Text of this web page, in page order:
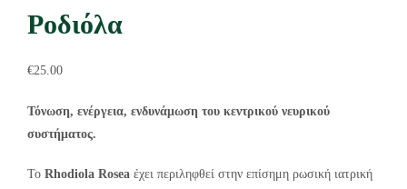
Ροδιόλα
€25.00
Τόνωση, ενέργεια, ενδυνάμωση του κεντρικού νευρικού
συστήματος.
Το Rhodiola Rosea έχει περιληφθεί στην επίσημη ρωσική ιατρική